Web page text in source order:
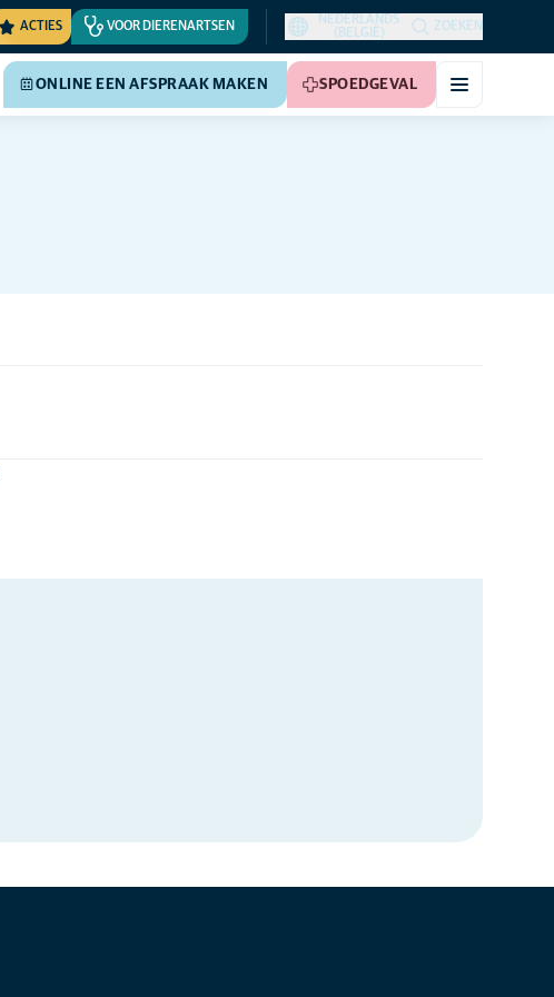
ACTIES VOOR DIERENARTSEN
NEDERLANDS
(BELGIË)
ZOEKEN
ONLINE EEN AFSPRAAK MAKEN SPOEDGEVAL